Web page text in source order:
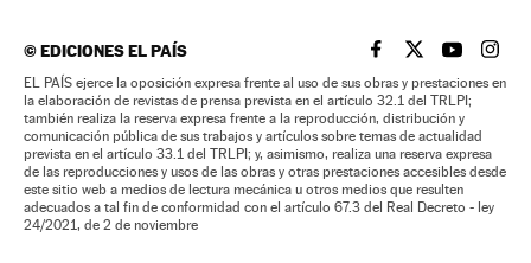
©EDICIONES EL PAÍS EL PAÍS BRASIL EN
EL PAÍSEL PAÍS
EL
EL PAÍS ejerce la oposición expresa frente al uso de sus obras y prestaciones en
la elaboración de revistas de prensa prevista en el artículo 32.1 del TRLPI;
también realiza la reserva expresa frente a la reproducción, distribución y
comunicación pública de sus trabajos y artículos sobre temas de actualidad
prevista en el artículo 33.1 del TRLPI; y, asimismo, realiza una reserva expresa
de las reproducciones y usos de las obras y otras prestaciones accesibles desde
este sitio web a medios de lectura mecánica u otros medios que resulten
adecuados a tal fin de conformidad con el artículo 67.3 del Real Decreto - ley
24/2021, de 2 de noviembre